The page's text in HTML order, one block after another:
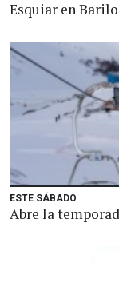
Esquiar en
ESTE SÁBADO
Abre la